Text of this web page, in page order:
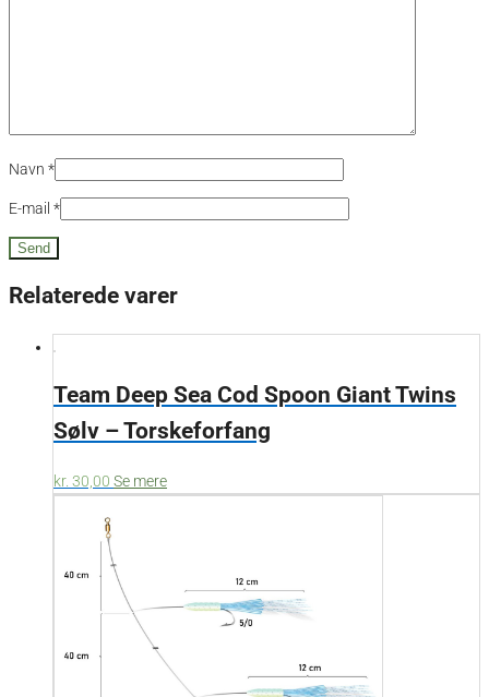
Navn *
E-mail *
Relaterede varer
Team Deep Sea Cod Spoon Giant Twins
Sølv – Torskeforfang
kr. 30,00 Se mere